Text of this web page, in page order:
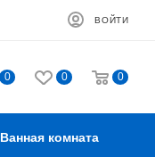
ВОЙТИ
0 0 0
Ванная комната